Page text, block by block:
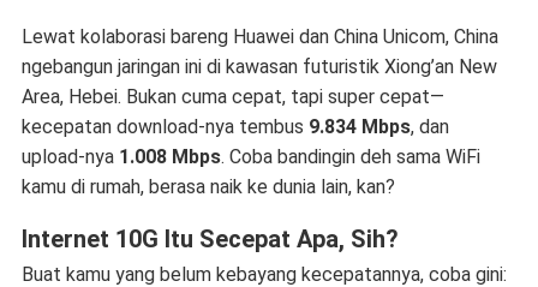
Lewat kolaborasi bareng Huawei dan China Unicom, China
ngebangun jaringan ini di kawasan futuristik Xiong’an New
Area, Hebei. Bukan cuma cepat, tapi super cepat—
kecepatan download-nya tembus 9.834 Mbps, dan
upload-nya 1.008 Mbps. Coba bandingin deh sama WiFi
kamu di rumah, berasa naik ke dunia lain, kan?
Internet 10G Itu Secepat Apa, Sih?
Buat kamu yang belum kebayang kecepatannya, coba gini: